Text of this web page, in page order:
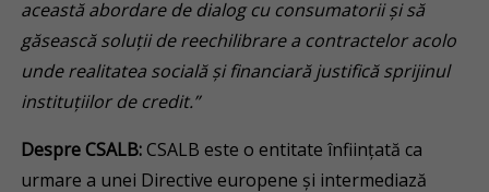
această abordare de dialog cu consumatorii și să
găsească soluții de reechilibrare a contractelor acolo
unde realitatea socială și financiară justifică sprijinul
instituțiilor de credit.”
Despre CSALB:CSALB este o entitate înființată ca
urmare a unei Directive europene și intermediază